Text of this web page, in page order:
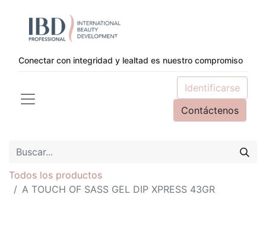
Conectar con integridad y lealtad es nuestro compromiso
Identificarse
Contáctenos
Todos los productos
A TOUCH OF SASS GEL DIP XPRESS 43GR